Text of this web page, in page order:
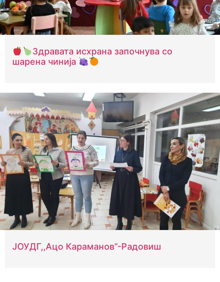
Здравата исхрана започнува со
шарена чинија
ЈОУДГ,,Ацо Караманов”-Радовиш